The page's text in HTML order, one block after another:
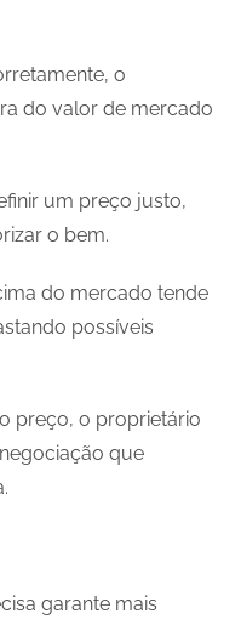
o
do valor de mercado
um preço justo,
o bem.
do mercado tende
possíveis
preço, o proprietário
que
garante mais